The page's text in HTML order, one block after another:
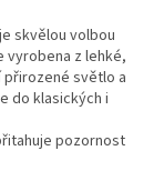
skvělou volbou
vyrobena z lehké,
světlo a
do klasických i
pozornost